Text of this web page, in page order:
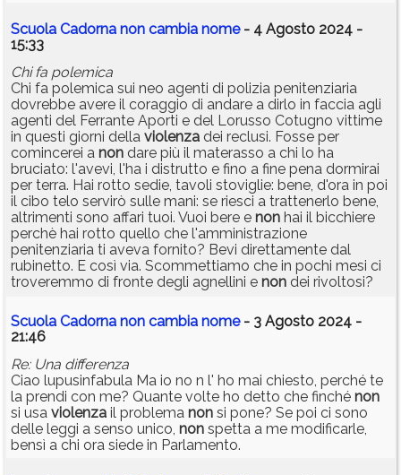
Scuola Cadorna non cambia nome- 4 Agosto 2024 -
15:33
Chi fa polemica
Chi fa polemica sui neo agenti di polizia penitenziaria
dovrebbe avere il coraggio di andare a dirlo in faccia agli
agenti del Ferrante Aporti e del Lorusso Cotugno vittime
in questi giorni della violenza dei reclusi. Fosse per
comincerei a non dare più il materasso a chi lo ha
bruciato: l'avevi, l'ha i distrutto e fino a fine pena dormirai
per terra. Hai rotto sedie, tavoli stoviglie: bene, d'ora in poi
il cibo telo servirò sulle mani: se riesci a trattenerlo bene,
altrimenti sono affari tuoi. Vuoi bere e non hai il bicchiere
perchè hai rotto quello che l'amministrazione
penitenziaria ti aveva fornito? Bevi direttamente dal
rubinetto. E così via. Scommettiamo che in pochi mesi ci
troveremmo di fronte degli agnellini e non dei rivoltosi?
Scuola Cadorna non cambia nome- 3 Agosto 2024 -
21:46
Re: Una differenza
Ciao lupusinfabula Ma io no n l' ho mai chiesto, perché te
la prendi con me? Quante volte ho detto che finché non
si usa violenza il problema non si pone? Se poi ci sono
delle leggi a senso unico, non spetta a me modificarle,
bensì a chi ora siede in Parlamento.